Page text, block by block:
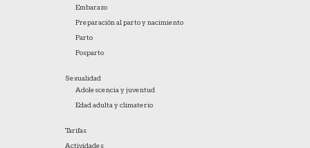
Embarazo
Preparación al parto y nacimiento
Parto
Posparto
Sexualidad
Adolescencia y juventud
Edad adulta y climaterio
Tarifas
Actividades